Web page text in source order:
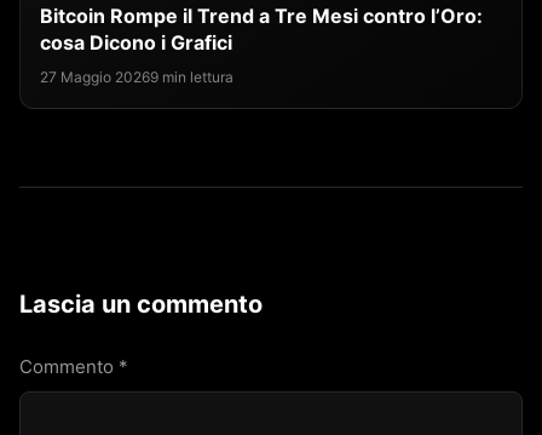
Bitcoin Rompe il Trend a Tre Mesi contro l’Oro:
cosa Dicono i Grafici
27 Maggio 20269 min lettura
Lascia un commento
Commento *